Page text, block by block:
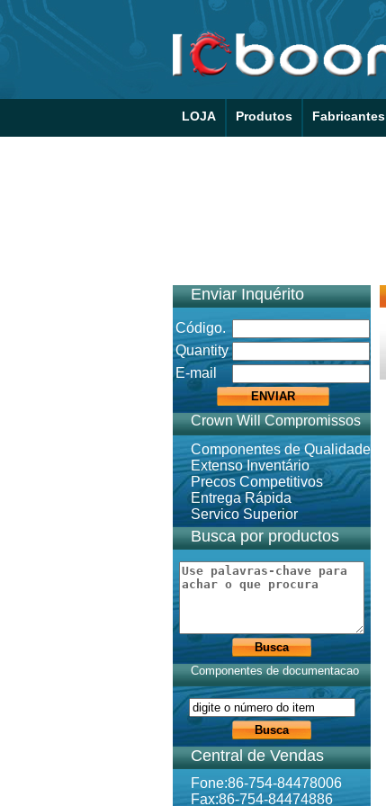
LOJA Produtos Fabricantes
Enviar Inquérito
Código.
Quantity
E-mail
Crown Will Compromissos
Componentes de Qualidade
Extenso Inventário
Precos Competitivos
Entrega Rápida
Servico Superior
Busca por productos
Componentes de documentacao
Central de Vendas
Fone:86-754-84478006
Fax:86-754-84474886